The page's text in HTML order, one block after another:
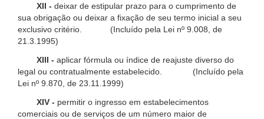
XII - deixar de estipular prazo para o cumprimento de
sua obrigação ou deixar a fixação de seu termo inicial a seu
exclusivo critério. (Incluído pela Lei nº 9.008, de
21.3.1995)
XIII - aplicar fórmula ou índice de reajuste diverso do
legal ou contratualmente estabelecido. (Incluído pela
Lei nº 9.870, de 23.11.1999)
XIV - permitir o ingresso em estabelecimentos
comerciais ou de serviços de um número maior de